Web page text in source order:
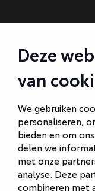
Deze
van
We gebruiken
personaliseren,
bieden en om
delen we
met onze
analyse. Deze
combineren met
Autobedrijf
Autobedrijf
Autobedrijf
Autobedrijf
Van Gent